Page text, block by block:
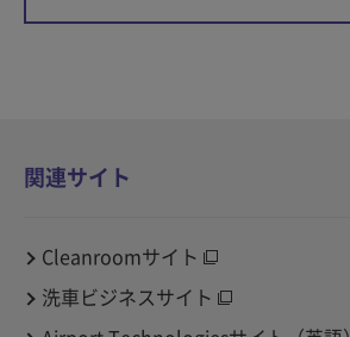
関連サイト
Cleanroomサイト
洗車ビジネスサイト